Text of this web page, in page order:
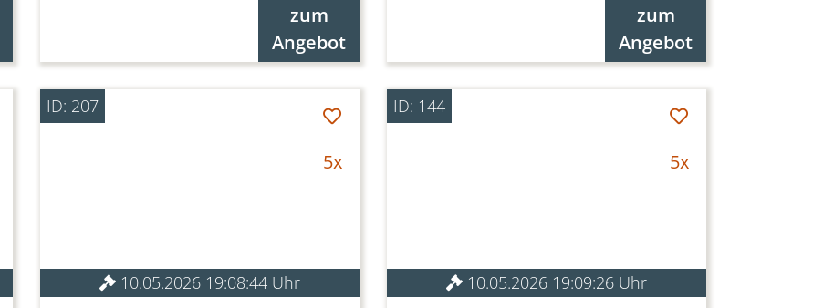
zum
Angebot
zum
Angebot
ID: 207
5x
10.05.2026 19:08:44 Uhr
ID: 144
5x
10.05.2026 19:09:26 Uhr